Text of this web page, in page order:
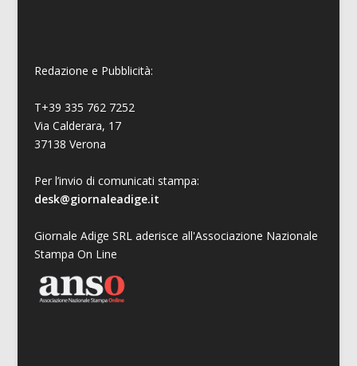
Redazione e Pubblicità:
T+39 335 762 7252
Via Calderara, 17
37138 Verona
Per l’invio di comunicati stampa:
desk@giornaleadige.it
Giornale Adige SRL aderisce all'Associazione Nazionale
Stampa On Line